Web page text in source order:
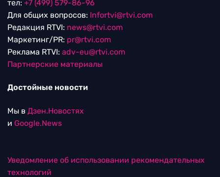
тел: +7 (499) 579-86-96
Для общих вопросов: Infortvi@rtvi.com
Редакция RTVI: news@rtvi.com
Маркетинг/PR: pr@rtvi.com
Реклама RTVI: adv-eu@rtvi.com
Партнерские материалы
Достойные новости
Мы в Дзен.Новостях
и Google.News
Уведомление об использовании рекомендательных
технологий